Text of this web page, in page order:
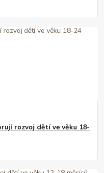
rozvoj dětí ve věku 18-